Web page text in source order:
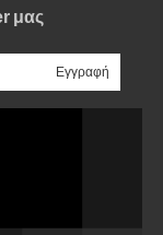
μας